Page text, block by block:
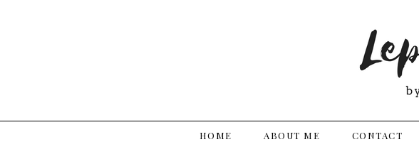
HOME ABOUT ME CONTACT